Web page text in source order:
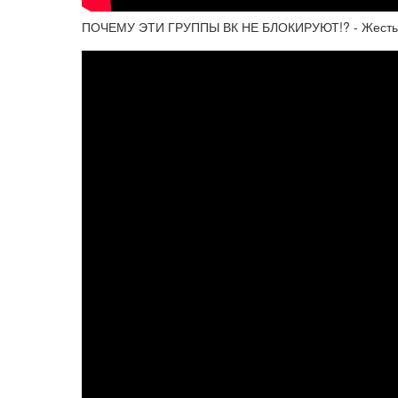
ПОЧЕМУ ЭТИ ГРУППЫ ВК НЕ БЛОКИРУЮТ!? - Жесть